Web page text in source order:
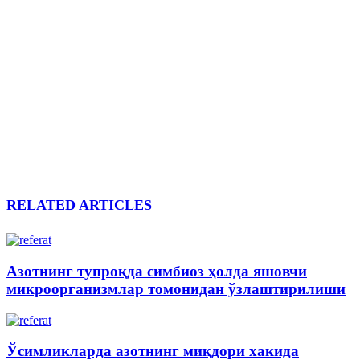
RELATED ARTICLES
Азотнинг тупроқда симбиоз ҳолда яшовчи
микроорганизмлар томонидан ўзлаштирилиши
Ўсимликларда азотнинг миқдори хакида